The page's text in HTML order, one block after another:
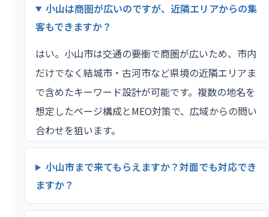
小山は商圏が広いのですが、近隣エリアからの集
客もできますか？
はい。小山市は交通の要衝で商圏が広いため、市内
だけでなく結城市・古河市など県境の近隣エリアま
で含めたキーワード設計が可能です。複数の地名を
想定したページ構成とMEO対策で、広域からの問い
合わせを狙います。
小山市まで来てもらえますか？対面でも対応でき
ますか？